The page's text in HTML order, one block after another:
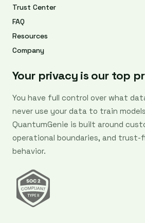
Trust Center
FAQ
Resources
Company
Your privacy is our top
You have full control over what
never use your data to train
QuantumGenie is built around
operational boundaries, and
behavior.